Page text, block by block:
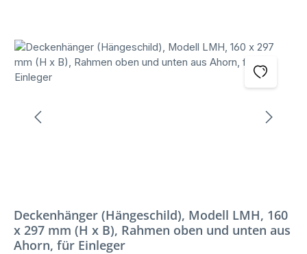
Bildergalerie überspringen
Deckenhänger (Hängeschild), Modell LMH, 160
x 297 mm (H x B), Rahmen oben und unten aus
Ahorn, für Einleger